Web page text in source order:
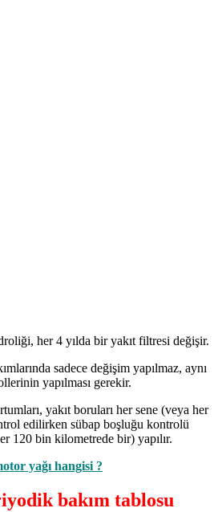
her 4 yılda bir yakıt filtresi değişir.
sadece değişim yapılmaz, aynı
yapılması gerekir.
yakıt boruları her sene (veya her
edilirken sübap boşluğu kontrolü
120 bin kilometrede bir) yapılır.
yağı hangisi ?
bakım tablosu